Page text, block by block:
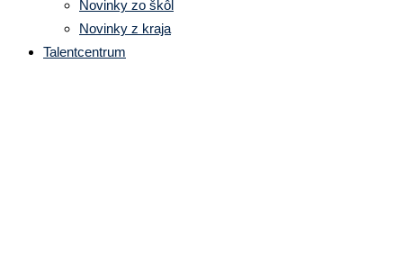
Novinky zo škôl
Novinky z kraja
Talentcentrum